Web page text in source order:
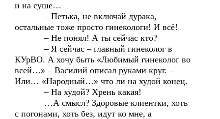
и на суше…
– Петька, не включай дурака,
остальные тоже просто гинекологи! И всё!
– Не понял! А ты сейчас кто?
– Я сейчас – главный гинеколог в
КУрВО. А хочу быть «Любимый гинеколог во
всей…» – Василий описал руками круг. –
Или… «Народный…» что ли на худой конец.
– На худой? Хрень какая!
…А смысл? Здоровые клиентки, хоть
с погонами, хоть без, идут ко мне, а